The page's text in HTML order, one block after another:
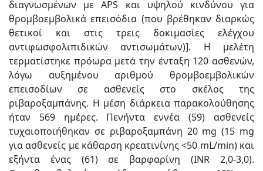
διαγνωσμένων με APS και υψηλού κινδύνου για
θρομβοεμβολικά επεισόδια (που βρέθηκαν διαρκώς
θετικοί και στις τρεις δοκιμασίες ελέγχου
αντιφωσφολιπιδικών αντισωμάτων)]. Η μελέτη
τερματίστηκε πρόωρα μετά την ένταξη 120 ασθενών,
λόγω αυξημένου αριθμού θρομβοεμβολικών
επεισοδίων σε ασθενείς στο σκέλος της
ριβαροξαμπάνης. Η μέση διάρκεια παρακολούθησης
ήταν 569 ημέρες. Πενήντα εννέα (59) ασθενείς
τυχαιοποιήθηκαν σε ριβαροξαμπάνη 20 mg (15 mg
για ασθενείς με κάθαρση κρεατινίνης <50 mL/min) και
εξήντα ένας (61) σε βαρφαρίνη (INR 2,0-3,0).